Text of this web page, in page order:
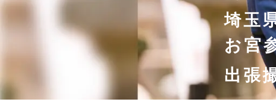
埼玉
お宮
出張